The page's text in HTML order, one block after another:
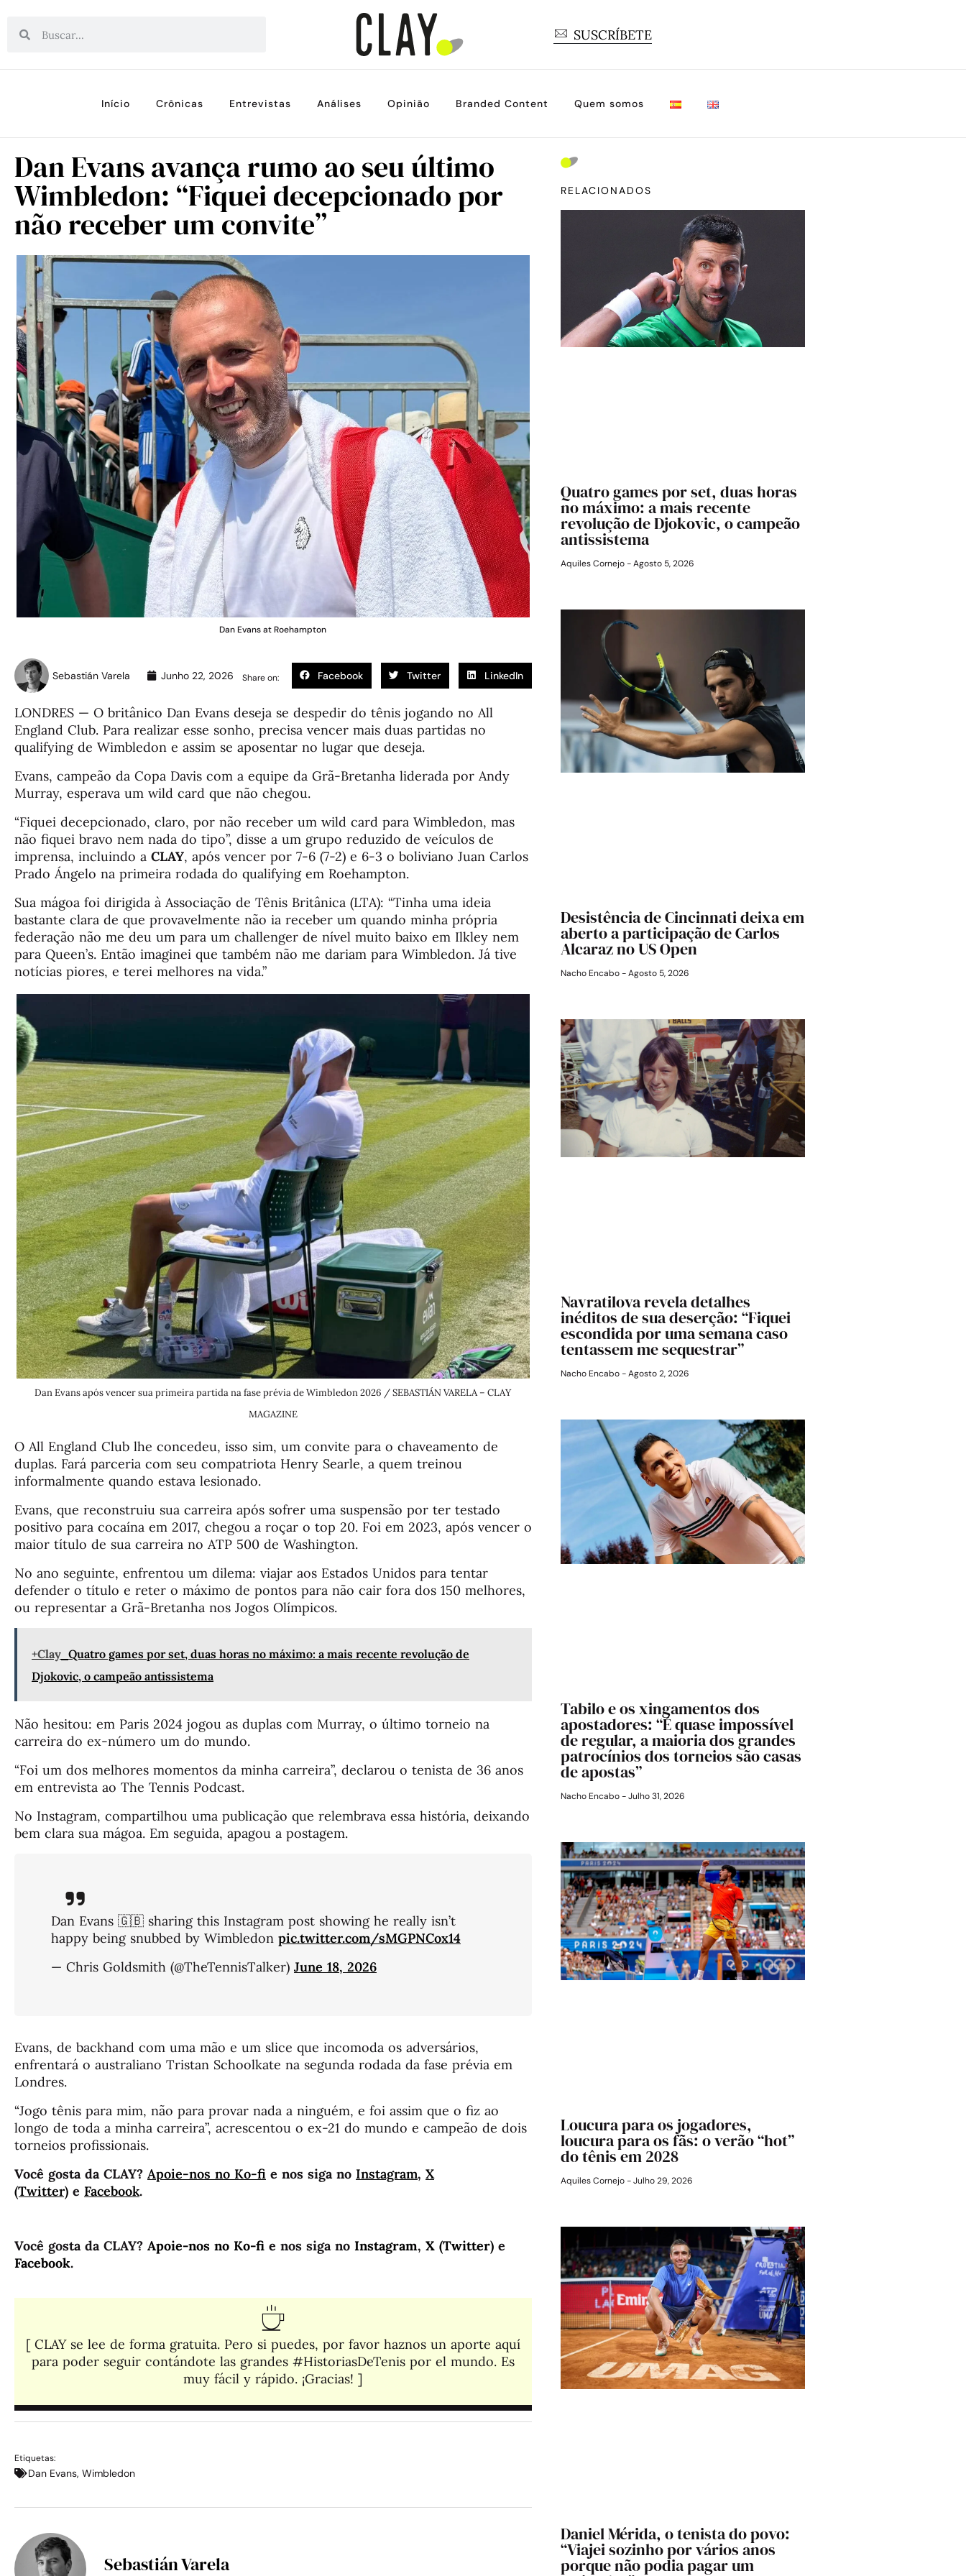
SUSCRÍBETE
Início Crônicas Entrevistas Análises Opinião Branded Content Quem somos
Dan Evans avança rumo ao seu último
Wimbledon: “Fiquei decepcionado por
não receber um convite”
Dan Evans at Roehampton
Sebastián Varela Junho 22, 2026 Share on: Facebook Twitter LinkedIn
LONDRES — O britânico Dan Evans deseja se despedir do tênis jogando no All
England Club. Para realizar esse sonho, precisa vencer mais duas partidas no
qualifying de Wimbledon e assim se aposentar no lugar que deseja.
Evans, campeão da Copa Davis com a equipe da Grã-Bretanha liderada por Andy
Murray, esperava um wild card que não chegou.
“Fiquei decepcionado, claro, por não receber um wild card para Wimbledon, mas
não fiquei bravo nem nada do tipo”, disse a um grupo reduzido de veículos de
imprensa, incluindo a CLAY, após vencer por 7-6 (7-2) e 6-3 o boliviano Juan Carlos
Prado Ángelo na primeira rodada do qualifying em Roehampton.
Sua mágoa foi dirigida à Associação de Tênis Britânica (LTA): “Tinha uma ideia
bastante clara de que provavelmente não ia receber um quando minha própria
federação não me deu um para um challenger de nível muito baixo em Ilkley nem
para Queen’s. Então imaginei que também não me dariam para Wimbledon. Já tive
notícias piores, e terei melhores na vida.”
Dan Evans após vencer sua primeira partida na fase prévia de Wimbledon 2026 / SEBASTIÁN VARELA – CLAY
MAGAZINE
O All England Club lhe concedeu, isso sim, um convite para o chaveamento de
duplas. Fará parceria com seu compatriota Henry Searle, a quem treinou
informalmente quando estava lesionado.
Evans, que reconstruiu sua carreira após sofrer uma suspensão por ter testado
positivo para cocaína em 2017, chegou a roçar o top 20. Foi em 2023, após vencer o
maior título de sua carreira no ATP 500 de Washington.
No ano seguinte, enfrentou um dilema: viajar aos Estados Unidos para tentar
defender o título e reter o máximo de pontos para não cair fora dos 150 melhores,
ou representar a Grã-Bretanha nos Jogos Olímpicos.
+Clay Quatro games por set, duas horas no máximo: a mais recente revolução de
Djokovic, o campeão antissistema
Não hesitou: em Paris 2024 jogou as duplas com Murray, o último torneio na
carreira do ex-número um do mundo.
“Foi um dos melhores momentos da minha carreira”, declarou o tenista de 36 anos
em entrevista ao The Tennis Podcast.
No Instagram, compartilhou uma publicação que relembrava essa história, deixando
bem clara sua mágoa. Em seguida, apagou a postagem.
Dan Evans 🇬🇧 sharing this Instagram post showing he really isn’t
happy being snubbed by Wimbledon pic.twitter.com/sMGPNCox14
— Chris Goldsmith (@TheTennisTalker) June 18, 2026
Evans, de backhand com uma mão e um slice que incomoda os adversários,
enfrentará o australiano Tristan Schoolkate na segunda rodada da fase prévia em
Londres.
“Jogo tênis para mim, não para provar nada a ninguém, e foi assim que o fiz ao
longo de toda a minha carreira”, acrescentou o ex-21 do mundo e campeão de dois
torneios profissionais.
Você gosta da CLAY? Apoie-nos no Ko-fi e nos siga no Instagram, X
(Twitter) e Facebook.
Você gosta da CLAY? Apoie-nos no Ko-fi e nos siga no Instagram, X (Twitter) e
Facebook.
[ CLAY se lee de forma gratuita. Pero si puedes, por favor haznos un aporte aquí
para poder seguir contándote las grandes #HistoriasDeTenis por el mundo. Es
muy fácil y rápido. ¡Gracias! ]​
Etiquetas:
Dan Evans, Wimbledon
Sebastián Varela
RELACIONADOS
Quatro games por set, duas horas
no máximo: a mais recente
revolução de Djokovic, o campeão
antissistema
Aquiles Cornejo Agosto 5, 2026
Desistência de Cincinnati deixa em
aberto a participação de Carlos
Alcaraz no US Open
Nacho Encabo Agosto 5, 2026
Navratilova revela detalhes
inéditos de sua deserção: “Fiquei
escondida por uma semana caso
tentassem me sequestrar”
Nacho Encabo Agosto 2, 2026
Tabilo e os xingamentos dos
apostadores: “É quase impossível
de regular, a maioria dos grandes
patrocínios dos torneios são casas
de apostas”
Nacho Encabo Julho 31, 2026
Loucura para os jogadores,
loucura para os fãs: o verão “hot”
do tênis em 2028
Aquiles Cornejo Julho 29, 2026
Daniel Mérida, o tenista do povo:
“Viajei sozinho por vários anos
porque não podia pagar um